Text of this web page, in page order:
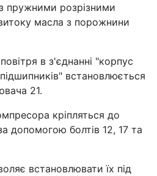
пружними розрізними
масла з порожнини
в з'єднанні "корпус
встановлюється
21.
кріпляться до
допомогою болтів 12, 17 та
встановлювати їх під